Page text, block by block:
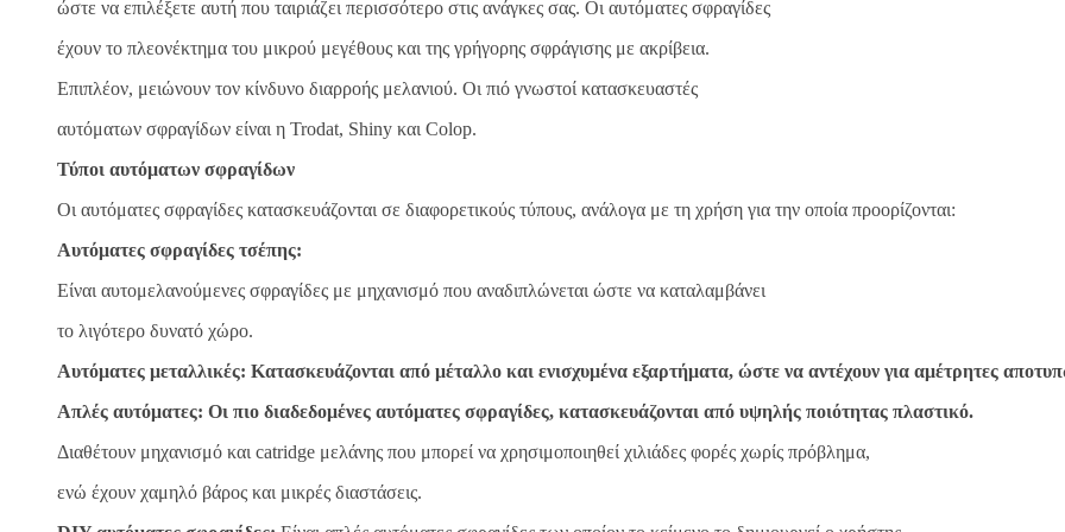
ώστε να επιλέξετε αυτή που ταιριάζει περισσότερο στις ανάγκες σας. Οι αυτόματες σφραγίδες
έχουν το πλεονέκτημα του μικρού μεγέθους και της γρήγορης σφράγισης με ακρίβεια.
Επιπλέον, μειώνουν τον κίνδυνο διαρροής μελανιού. Οι πιό γνωστοί κατασκευαστές
αυτόματων σφραγίδων είναι η Trodat, Shiny και Colop.
Τύποι αυτόματων σφραγίδων
Οι αυτόματες σφραγίδες κατασκευάζονται σε διαφορετικούς τύπους, ανάλογα με τη χρήση για την οποία προορίζονται:
Αυτόματες σφραγίδες τσέπης:
Είναι αυτομελανούμενες σφραγίδες με μηχανισμό που αναδιπλώνεται ώστε να καταλαμβάνει
το λιγότερο δυνατό χώρο.
Αυτόματες μεταλλικές: Κατασκευάζονται από μέταλλο και ενισχυμένα εξαρτήματα, ώστε να αντέχουν για αμέτρητες
Απλές αυτόματες: Οι πιο διαδεδομένες αυτόματες σφραγίδες, κατασκευάζονται από υψηλής ποιότητας πλαστικό.
Διαθέτουν μηχανισμό και catridge μελάνης που μπορεί να χρησιμοποιηθεί χιλιάδες φορές χωρίς πρόβλημα,
ενώ έχουν χαμηλό βάρος και μικρές διαστάσεις.